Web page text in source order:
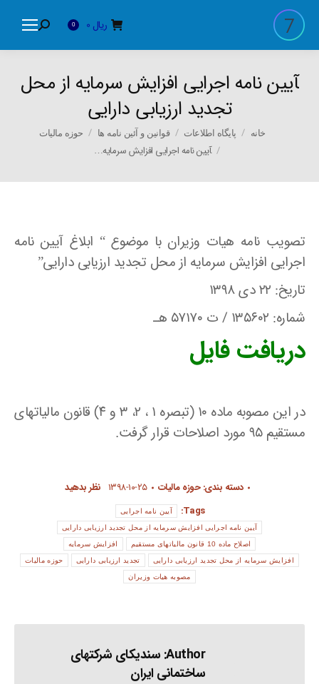
ریال 0
Search:
‍آیین نامه اجرایی افزایش سرمایه از محل
تجدید ارزیابی دارایی
You are here:
خانه پایگاه اطلاعات قوانین و آئین نامه ها حوزه مالیات
‍آیین نامه اجرایی افزایش سرمایه…
تصویب نامه هیات وزیران با موضوع “‍ ابلاغ آیین نامه
اجرایی افزایش سرمایه از محل تجدید ارزیابی دارایی”
تاریخ: ۲۲ دی ۱۳۹۸
شماره: ۱۳۵۶۰۲ / ت ۵۷۱۷۰ هـ
دریافت فایل
در این مصوبه ماده ۱۰ (تبصره ۱ ، ۲، ۳ و ۴) قانون مالیاتهای
مستقیم ۹۵ مورد اصلاحات قرار گرفت.
دسته بندی:حوزه مالیات ۱۳۹۸-۱۰-۲۵ نظر بدهید
Tags:
آیین نامه اجرایی
آیین نامه اجرایی افزایش سرمایه از محل تجدید ارزیابی دارایی
اصلاح ماده 10 قانون مالیاتهای مستقیم افزایش سرمایه
افزایش سرمایه از محل تجدید ارزیابی دارایی تجدید ارزیابی دارایی حوزه مالیات
مصوبه هیات وزیران
Author: سندیکای شرکتهای
ساختمانی ایران